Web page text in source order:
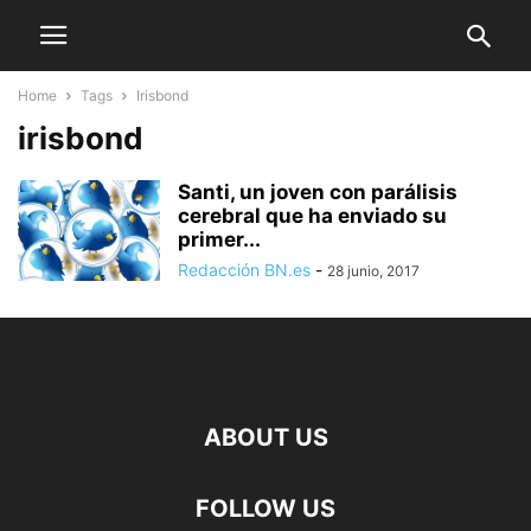
Home Tags Irisbond
irisbond
Santi, un joven con parálisis
cerebral que ha enviado su
primer...
Redacción BN.es - 28 junio, 2017
ABOUT US
FOLLOW US